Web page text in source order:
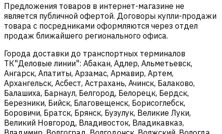
Предложения товаров в интернет-магазине не
является публичной офертой. Договоры купли-продажи
товара с посредниками оформляются через отдел
продаж ближайшего регионального офиса.
Города доставки до транспортных терминалов
ТК"Деловые линии": Абакан, Адлер, Альметьевск,
Ангарск, Апатиты, Арзамас, Армавир, Артем,
Архангельск, Асбест, Астрахань, Ачинск, Балаково,
Балашиха, Барнаул, Белгород, Белорецк, Бердск,
Березники, Бийск, Благовещенск, Борисоглебск,
Боровичи, Братск, Брянск, Бузулук, Великие Луки,
Великий Новгород, Владивосток, Владикавказ,